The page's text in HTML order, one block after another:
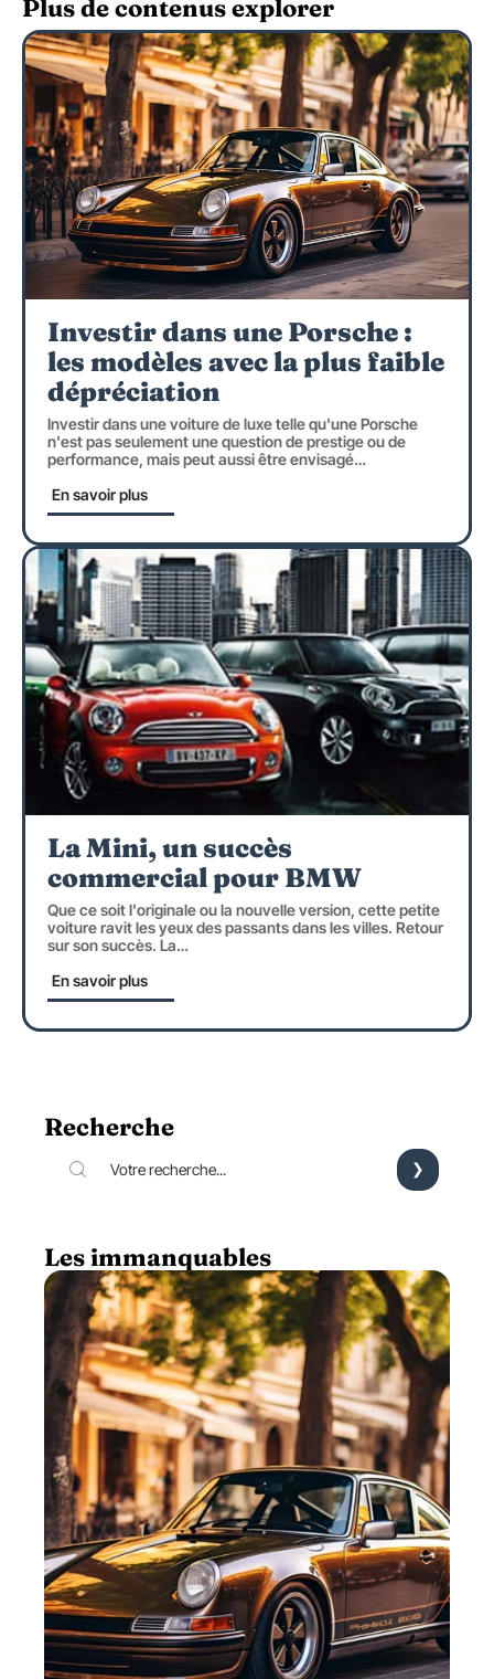
Plus de contenus explorer
Investir dans une Porsche :
les modèles avec la plus faible
dépréciation
Investir dans une voiture de luxe telle qu'une Porsche
n'est pas seulement une question de prestige ou de
performance, mais peut aussi être envisagé…
En savoir plus
La Mini, un succès
commercial pour BMW
Que ce soit l'originale ou la nouvelle version, cette petite
voiture ravit les yeux des passants dans les villes. Retour
sur son succès. La…
En savoir plus
Recherche
Les immanquables